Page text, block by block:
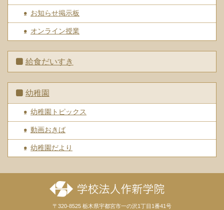
お知らせ掲示板
オンライン授業
給食だいすき
幼稚園
幼稚園トピックス
動画おきば
幼稚園だより
〒320-8525 栃木県宇都宮市一の沢1丁目1番41号